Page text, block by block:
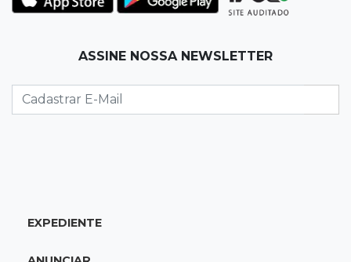
A esperança não pode morrer
07:10Previsão
sonho de ser pais chegou
ASSINE NOSSA NEWSLETTER
EXPEDIENTE